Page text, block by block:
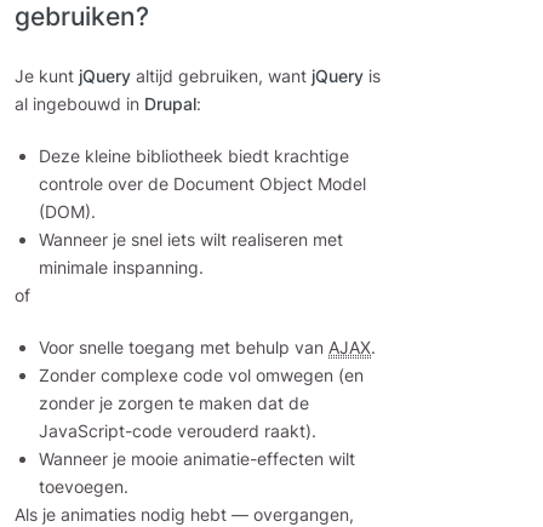
gebruiken?
Je kunt jQuery altijd gebruiken, want jQuery is
al ingebouwd in Drupal:
Deze kleine bibliotheek biedt krachtige
controle over de Document Object Model
(DOM).
Wanneer je snel iets wilt realiseren met
minimale inspanning.
of
Voor snelle toegang met behulp van AJAX.
Zonder complexe code vol omwegen (en
zonder je zorgen te maken dat de
JavaScript-code verouderd raakt).
Wanneer je mooie animatie-effecten wilt
toevoegen.
Als je animaties nodig hebt — overgangen,